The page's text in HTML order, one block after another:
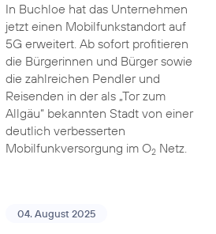
In Buchloe hat das Unternehmen
jetzt einen Mobilfunkstandort auf
5G erweitert. Ab sofort profitieren
die Bürgerinnen und Bürger sowie
die zahlreichen Pendler und
Reisenden in der als „Tor zum
Allgäu“ bekannten Stadt von einer
deutlich verbesserten
Mobilfunkversorgung im O2Netz.
04. August 2025